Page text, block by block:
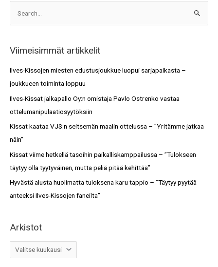
c
h
Viimeisimmät artikkelit
Ilves-Kissojen miesten edustusjoukkue luopui sarjapaikasta –
joukkueen toiminta loppuu
Ilves-Kissat jalkapallo Oy:n omistaja Pavlo Ostrenko vastaa
ottelumanipulaatiosyytöksiin
Kissat kaataa VJS:n seitsemän maalin ottelussa – ”Yritämme jatkaa
näin”
Kissat viime hetkellä tasoihin paikalliskamppailussa – ”Tulokseen
täytyy olla tyytyväinen, mutta peliä pitää kehittää”
Hyvästä alusta huolimatta tuloksena karu tappio – ”Täytyy pyytää
anteeksi Ilves-Kissojen faneilta”
Arkistot
i
t
o
t